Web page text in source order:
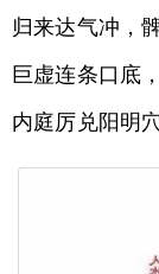
归来达气冲，
巨虚连条口底
内庭厉兑阳明